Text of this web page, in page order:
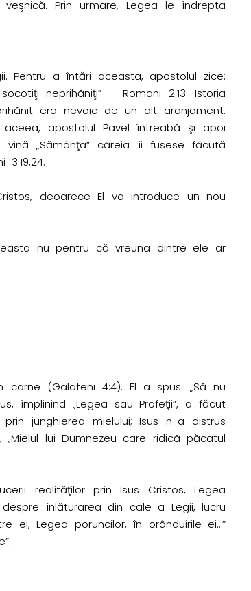
Prin urmare, Legea le îndrepta
Pentru a întări aceasta, apostolul zice:
neprihăniţi” – Romani 2:13. Istoria
era nevoie de un alt aranjament.
apostolul Pavel întreabă şi apoi
„Sămânţa” căreia îi fusese făcută
deoarece El va introduce un nou
nu pentru că vreuna dintre ele ar
(Galateni 4:4). El a spus: „Să nu
împlinind „Legea sau Profeţii”, a făcut
junghierea mielului; Isus n-a distrus
lui Dumnezeu care ridică păcatul
realităţilor prin Isus Cristos, Legea
înlăturarea din cale a Legii, lucru
ei, Legea poruncilor, în orânduirile ei…”